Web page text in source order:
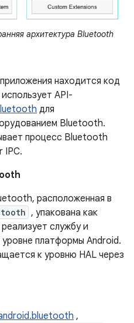
архитектура Bluetooth
находится код
API-
для
Bluetooth.
процесс Bluetooth
IPC.
расположенная в
, упакована как
службу и
платформы Android.
к уровню HAL через
,